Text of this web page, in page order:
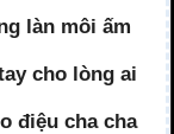
làn môi ấm
cho lòng ai
điệu cha cha